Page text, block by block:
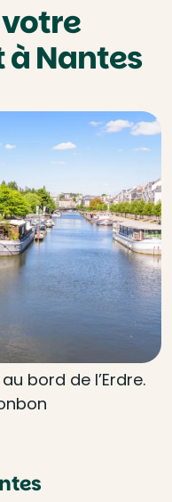
Nantes
bord de l’Erdre.